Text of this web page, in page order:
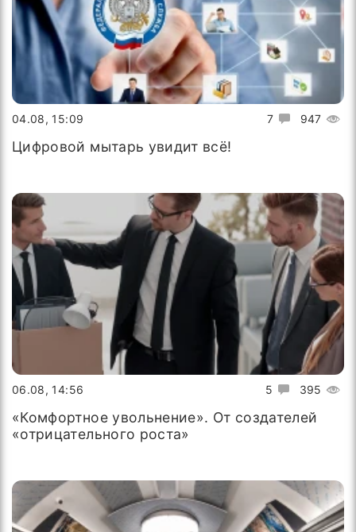
7 947
04.08, 15:09
Цифровой мытарь увидит всё!
5 395
06.08, 14:56
«Комфортное увольнение». От создателей
«отрицательного роста»